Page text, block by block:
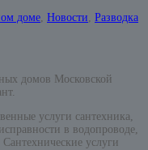
доме, Новости, Разводка
домов Московской
услуги сантехника,
в водопроводе,
услуги